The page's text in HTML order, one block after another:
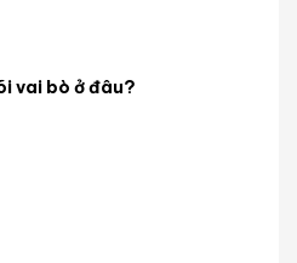
vai bò ở đâu?